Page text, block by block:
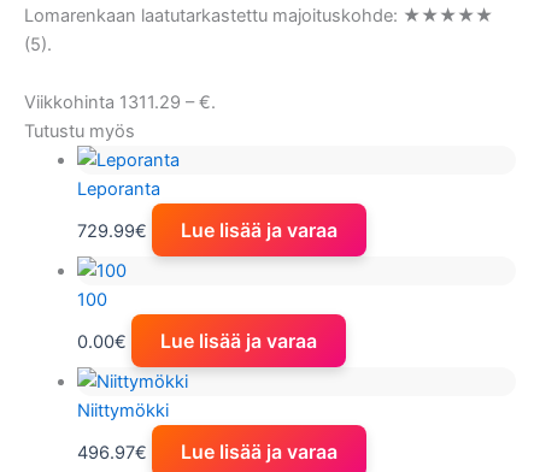
Lomarenkaan laatutarkastettu majoituskohde: ★★★★★
(5).
Viikkohinta 1311.29 – €.
Tutustu myös
Leporanta
729.99€ Lue lisää ja varaa
100
0.00€ Lue lisää ja varaa
Niittymökki
496.97€ Lue lisää ja varaa